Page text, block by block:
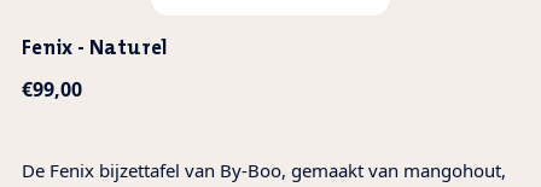
Fenix - Naturel
Normale
€99,00
De Fenix bijzettafel van By-Boo, gemaakt van mangohout,